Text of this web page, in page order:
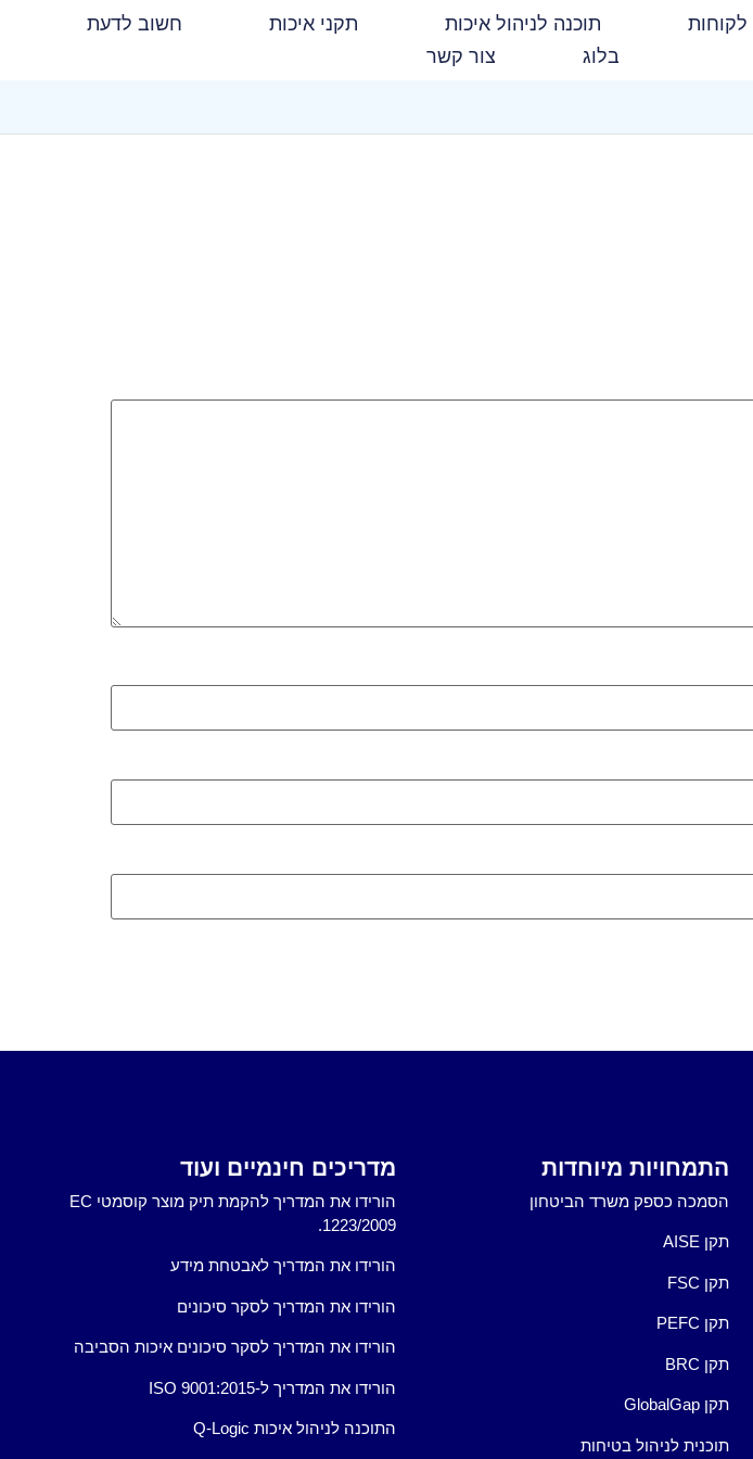
לקוחות תוכנה לניהול איכות תקני איכות
חשוב לדעת
בלוג
צור קשר
התמחויות מיוחדות
הסמכה כספק משרד הביטחון
תקן AISE
תקן FSC
תקן PEFC
תקן BRC
תקן GlobalGap
תוכנית לניהול בטיחות
מדריכים חינמיים ועוד
הורידו את המדריך להקמת תיק מוצר קוסמטי EC
1223/2009.
הורידו את המדריך לאבטחת מידע
הורידו את המדריך לסקר סיכונים
הורידו את המדריך לסקר סיכונים איכות הסביבה
הורידו את המדריך ל-ISO 9001:2015
התוכנה לניהול איכות Q-Logic